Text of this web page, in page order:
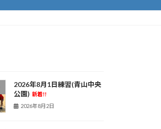
2026年8月1日練習(青山中央
公園) 新着!!
2026年8月2日